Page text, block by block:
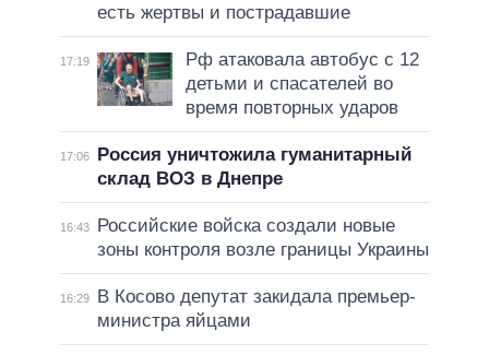
есть жертвы и пострадавшие
17:19
Рф атаковала автобус с 12
детьми и спасателей во
время повторных ударов
17:06
Россия уничтожила гуманитарный
склад ВОЗ в Днепре
16:43
Российские войска создали новые
зоны контроля возле границы Украины
16:29
В Косово депутат закидала премьер-
министра яйцами